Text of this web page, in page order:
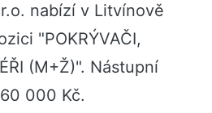
nabízí v Litvínově
"POKRÝVAČI,
(M+Ž)". Nástupní
000 Kč.